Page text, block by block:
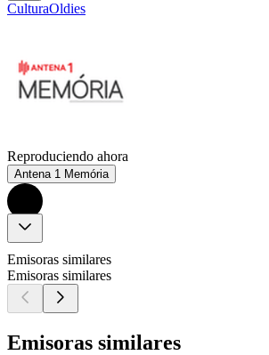
CulturaOldies
Reproduciendo ahora
Antena 1 Memória
Emisoras similares
Emisoras similares
Emisoras similares